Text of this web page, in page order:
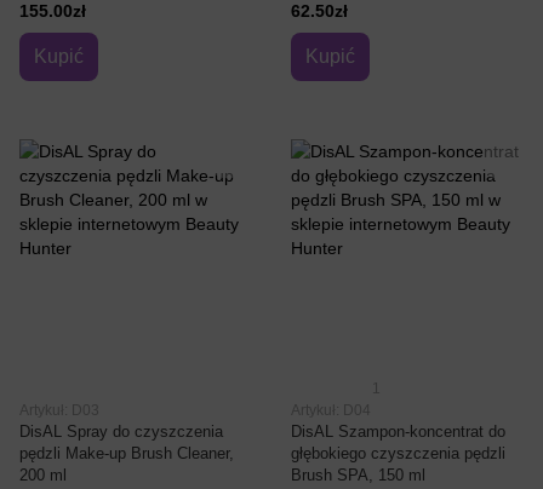
155.00zł
Kupić
62.50zł
Kupić
Artykuł: D03
DisAL Spray do czyszczenia
pędzli Make-up Brush Cleaner,
200 ml
Artykuł: D04
DisAL Szampon-koncentrat do
głębokiego czyszczenia pędzli
Brush SPA, 150 ml